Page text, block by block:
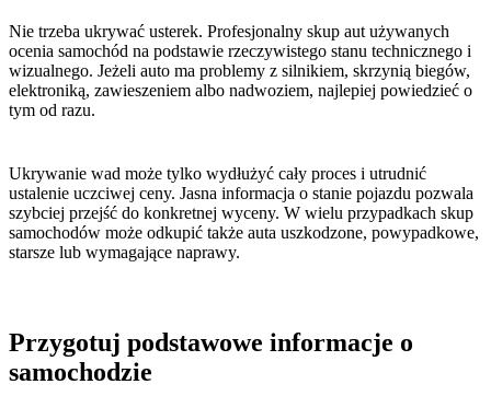
Nie trzeba ukrywać usterek. Profesjonalny skup aut używanych
ocenia samochód na podstawie rzeczywistego stanu technicznego i
wizualnego. Jeżeli auto ma problemy z silnikiem, skrzynią biegów,
elektroniką, zawieszeniem albo nadwoziem, najlepiej powiedzieć o
tym od razu.
Ukrywanie wad może tylko wydłużyć cały proces i utrudnić
ustalenie uczciwej ceny. Jasna informacja o stanie pojazdu pozwala
szybciej przejść do konkretnej wyceny. W wielu przypadkach skup
samochodów może odkupić także auta uszkodzone, powypadkowe,
starsze lub wymagające naprawy.
Przygotuj podstawowe informacje o
samochodzie